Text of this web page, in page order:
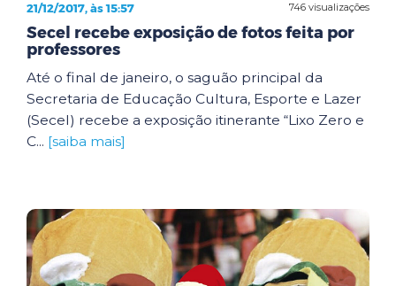
746 visualizações
21/12/2017, às 15:57
Secel recebe exposição de fotos feita por
professores
Até o final de janeiro, o saguão principal da
Secretaria de Educação Cultura, Esporte e Lazer
(Secel) recebe a exposição itinerante “Lixo Zero e
C... [saiba mais]